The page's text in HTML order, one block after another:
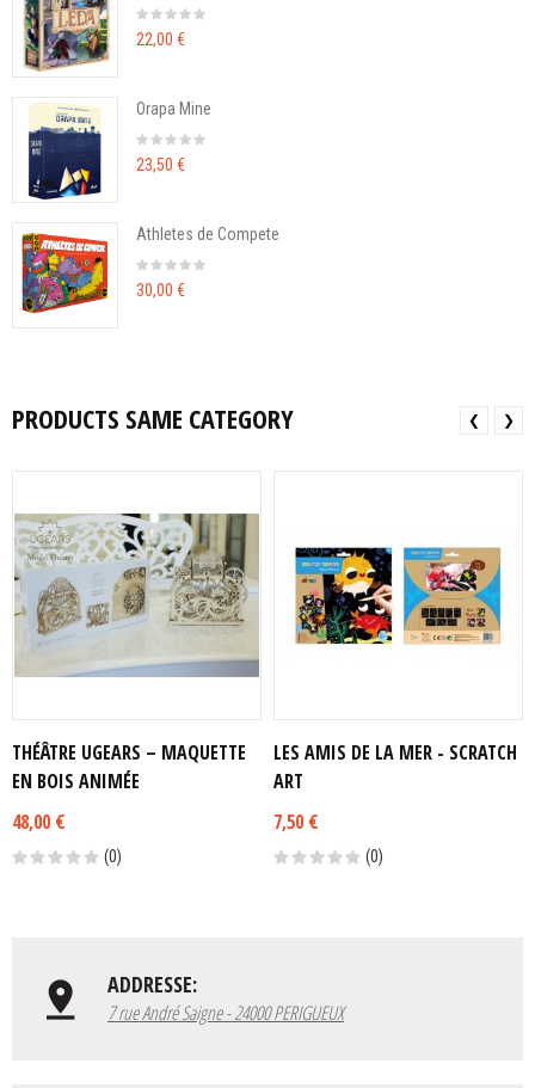
22,00 €
Orapa Mine
23,50 €
Athletes de Compete
30,00 €
PRODUCTS SAME CATEGORY
THÉÂTRE UGEARS – MAQUETTE
EN BOIS ANIMÉE
48,00 €
(0)
LES AMIS DE LA MER - SCRATCH
ART
7,50 €
(0)
❮ ❯
ADDRESSE:
7 rue André Saigne - 24000 PERIGUEUX